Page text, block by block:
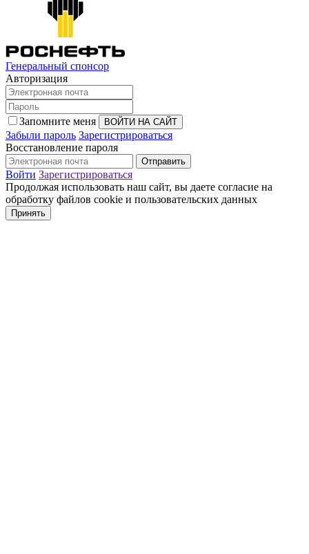
Генеральный спонсор
Авторизация
Запомните меня
Забыли пароль Зарегистрироваться
Восстановление пароля
Войти Зарегистрироваться
Продолжая использовать наш сайт, вы даете согласие на
обработку файлов cookie и пользовательских данных
Принять